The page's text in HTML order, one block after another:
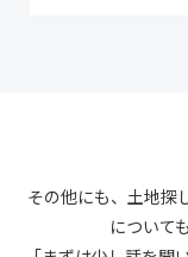
その他にも、土地探
について